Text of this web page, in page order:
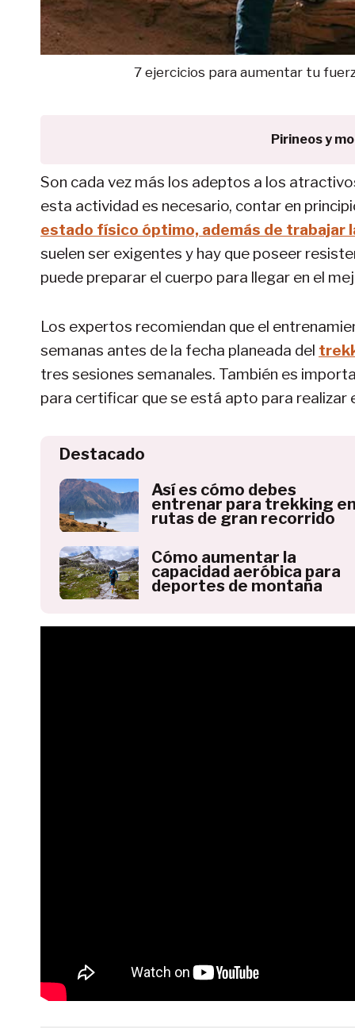
7 ejercicios para aumentar tu
Pirineos y
Son cada vez más los adeptos a los
esta actividad es necesario, contar en
estado físico óptimo, además de trabajar
suelen ser exigentes y hay que poseer
puede preparar el cuerpo para llegar en el
Los expertos recomiendan que el
semanas antes de la fecha planeada del
tres sesiones semanales. También es
para certificar que se está apto para realizar
Destacado
Así es cómo debes
entrenar para trekking
rutas de gran recorrido
Cómo aumentar la
capacidad aeróbica para
deportes de montaña